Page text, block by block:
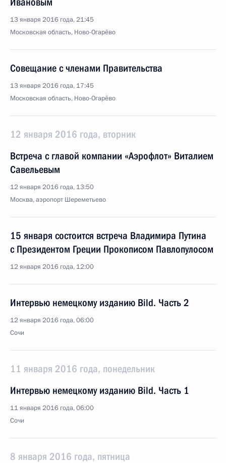
13 января 2016 года, 21:45
Московская область, Ново-Огарёво
Совещание с членами Правительства
13 января 2016 года, 17:45
Московская область, Ново-Огарёво
12 января 2016 года, вторник
Встреча с главой компании «Аэрофлот» Виталием
Савельевым
12 января 2016 года, 13:50
Москва, аэропорт Шереметьево
15 января состоится встреча Владимира Путина
с Президентом Греции Прокописом Павлопулосом
12 января 2016 года, 12:00
Интервью немецкому изданию Bild. Часть 2
12 января 2016 года, 06:00
Сочи
11 января 2016 года, понедельник
Интервью немецкому изданию Bild. Часть 1
11 января 2016 года, 06:00
Сочи
8 января 2016 года, пятница